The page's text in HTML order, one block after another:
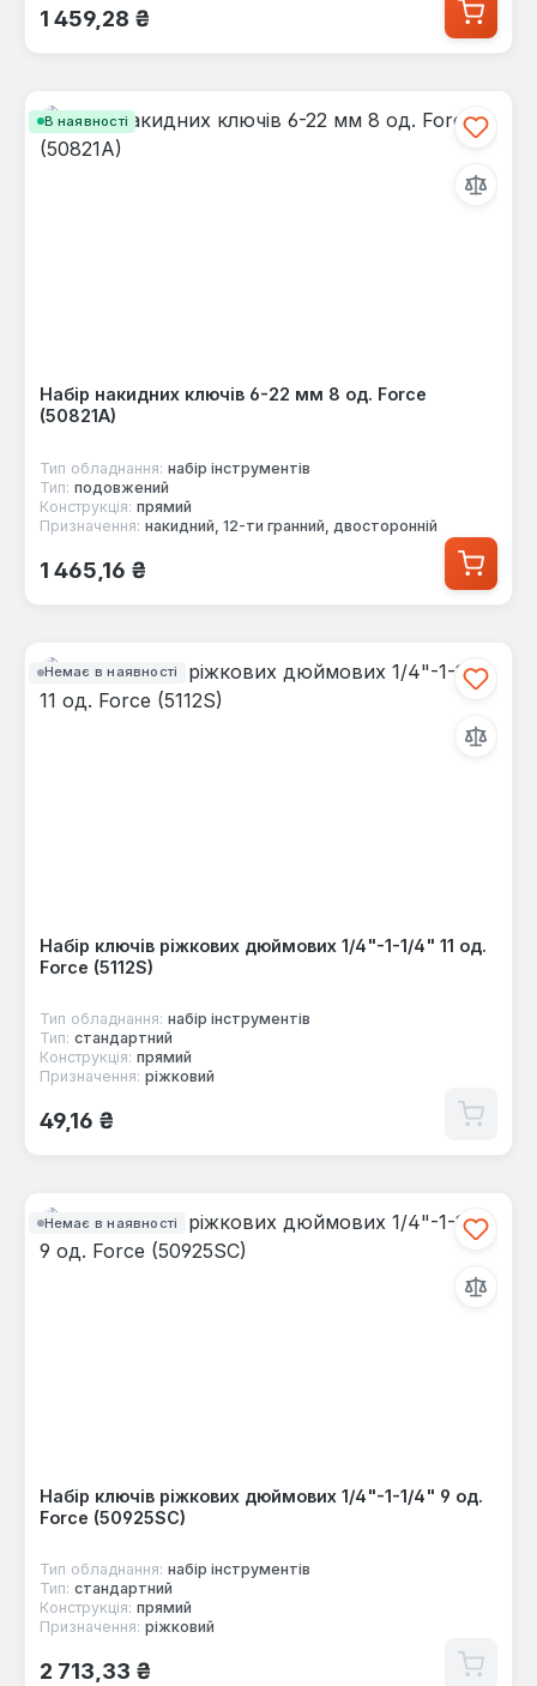
Звичайна ціна:
1 459,28 ₴
В наявності
Набір накидних ключів 6-22 мм 8 од. Force
(50821A)
Тип обладнання: набір інструментів
Тип: подовжений
Конструкція: прямий
Призначення: накидний, 12-ти гранний, двосторонній
Звичайна ціна:
1 465,16 ₴
Немає в наявності
Набір ключів ріжкових дюймових 1/4"-1-1/4" 11 од.
Force (5112S)
Тип обладнання: набір інструментів
Тип: стандартний
Конструкція: прямий
Призначення: ріжковий
Звичайна ціна:
49,16 ₴
Немає в наявності
Набір ключів ріжкових дюймових 1/4"-1-1/4" 9 од.
Force (50925SC)
Тип обладнання: набір інструментів
Тип: стандартний
Конструкція: прямий
Призначення: ріжковий
Звичайна ціна:
2 713,33 ₴